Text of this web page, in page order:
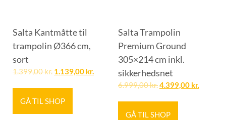
Salta Kantmåtte til
trampolin Ø366 cm,
sort
1.399,00kr. 1.139,00 kr.
GÅ TIL SHOP
Salta Trampolin
Premium Ground
305×214 cm inkl.
sikkerhedsnet
6.999,00kr.4.399,00 kr.
GÅ TIL SHOP